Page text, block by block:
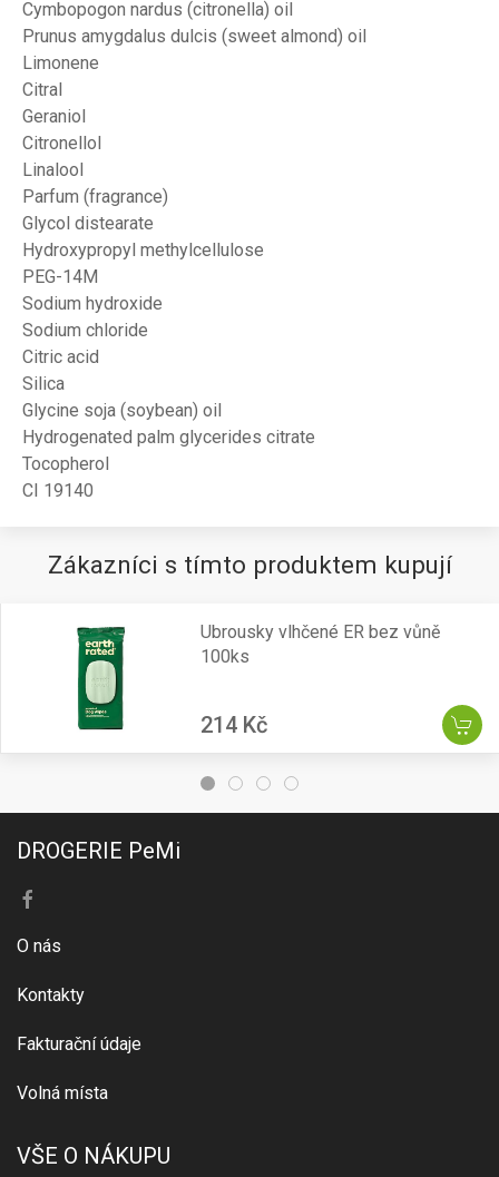
Cymbopogon nardus (citronella) oil
Prunus amygdalus dulcis (sweet almond) oil
Limonene
Citral
Geraniol
Citronellol
Linalool
Parfum (fragrance)
Glycol distearate
Hydroxypropyl methylcellulose
PEG-14M
Sodium hydroxide
Sodium chloride
Citric acid
Silica
Glycine soja (soybean) oil
Hydrogenated palm glycerides citrate
Tocopherol
CI 19140
Zákazníci s tímto produktem kupují
Ubrousky vlhčené ER bez vůně
100ks
214 Kč
DROGERIE PeMi
O nás
Kontakty
Fakturační údaje
Volná místa
VŠE O NÁKUPU